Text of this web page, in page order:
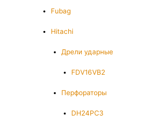
Fubag
Hitachi
Дрели ударные
FDV16VB2
Перфораторы
DH24PC3